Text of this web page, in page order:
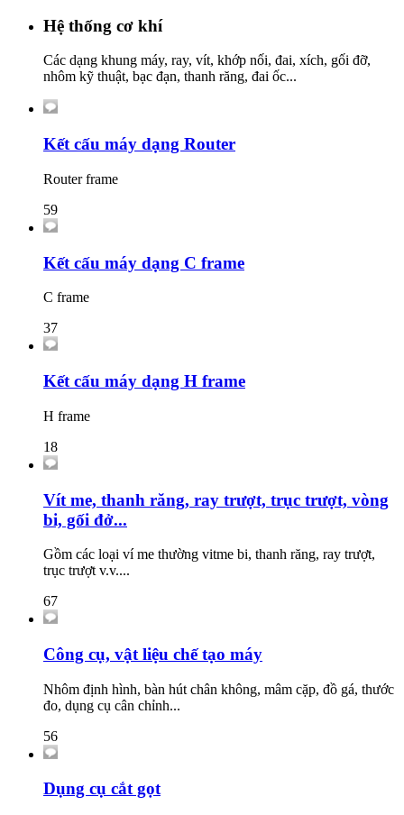
Hệ thống cơ khí
Các dạng khung máy, ray, vít, khớp nối, đai, xích, gối đỡ,
nhôm kỹ thuật, bạc đạn, thanh răng, đai ốc...
Kết cấu máy dạng Router
Router frame
59
Kết cấu máy dạng C frame
C frame
37
Kết cấu máy dạng H frame
H frame
18
Vít me, thanh răng, ray trượt, trục trượt, vòng
bi, gối đở...
Gồm các loại ví me thường vitme bi, thanh răng, ray trượt,
trục trượt v.v....
67
Công cụ, vật liệu chế tạo máy
Nhôm định hình, bàn hút chân không, mâm cặp, đồ gá, thước
đo, dụng cụ cân chỉnh...
56
Dụng cụ cắt gọt